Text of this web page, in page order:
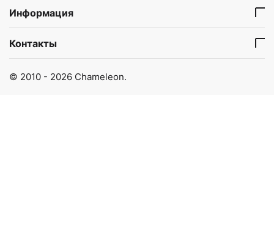
Информация
Контакты
© 2010 - 2026 Chameleon.